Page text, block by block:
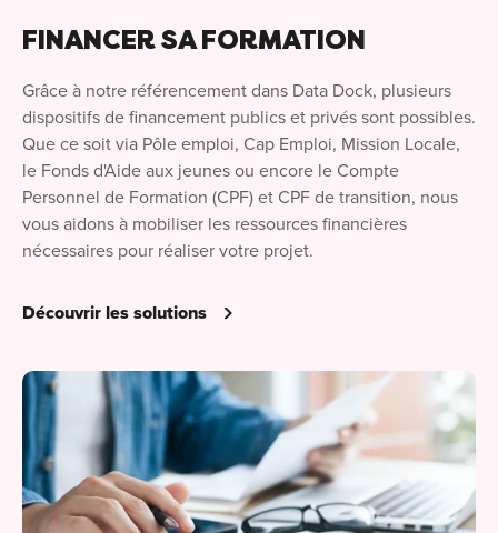
FINANCER SA FORMATION
Grâce à notre référencement dans Data Dock, plusieurs
dispositifs de financement publics et privés sont possibles.
Que ce soit via Pôle emploi, Cap Emploi, Mission Locale,
le Fonds d'Aide aux jeunes ou encore le Compte
Personnel de Formation (CPF) et CPF de transition, nous
vous aidons à mobiliser les ressources financières
nécessaires pour réaliser votre projet.
Découvrir les solutions